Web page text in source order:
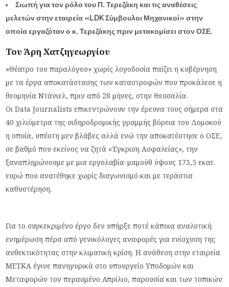
Σιωπή για τον ρόλο του Π. Τερεζάκη και τις αναθέσεις
μελετών στην εταιρεία « LDKΣύμβουλοι Μηχανικοί» στην
οποία εργαζόταν ο κ. Τερεζάκης πριν μετακομίσει στον ΟΣΕ.
ΤουΆρη Χατζηγεωργίου
«Θέατρο του παραλόγου» χωρίς λογοδοσία παίζει η κυβέρνηση
με τα έργα αποκατάστασης των καταστροφών που προκάλεσε η
θεομηνία Ντάνιελ, πριν από 28 μήνες, στην Θεσσαλία.
ΟιData Journalists επικεντρώνουν την έρευνα τους σήμερα στα
40 χιλιόμετρα της σιδηροδρομικής γραμμής βόρεια του Δομοκού
η οποία, υπέστη μεν βλάβες αλλά ενώ την αποκατέστησε ο ΟΣΕ,
σε βαθμό που εκείνος να ζητά «Έγκριση Ασφαλείας», την
ξαναπληρώνουμε με μια εργολαβία-μαμούθ ύψους 173,5 εκατ.
ευρώ που ανατέθηκε χωρίς διαγωνισμό και με τεράστια
καθυστέρηση.
Για το συγκεκριμένο έργο δεν υπήρξε ποτέ κάποια αναλυτική
ενημέρωση πέρα από γενικόλογες αναφορές για ενίσχυση της
ανθεκτικότητας στην κλιματική κρίση. Η ανάθεση στην εταιρεία
ΜΕΤΚΑ έγινε πανηγυρικά στο υπουργείο Υποδομών και
Μεταφορών τον περασμένο Απρίλιο, παρουσία και των τοπικών